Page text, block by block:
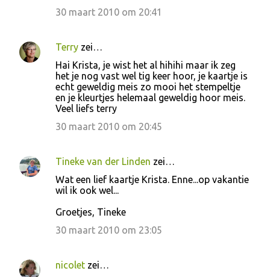
30 maart 2010 om 20:41
Terry zei…
Hai Krista, je wist het al hihihi maar ik zeg
het je nog vast wel tig keer hoor, je kaartje is
echt geweldig meis zo mooi het stempeltje
en je kleurtjes helemaal geweldig hoor meis.
Veel liefs terry
30 maart 2010 om 20:45
Tineke van der Linden zei…
Wat een lief kaartje Krista. Enne...op vakantie
wil ik ook wel...
Groetjes, Tineke
30 maart 2010 om 23:05
nicolet zei…